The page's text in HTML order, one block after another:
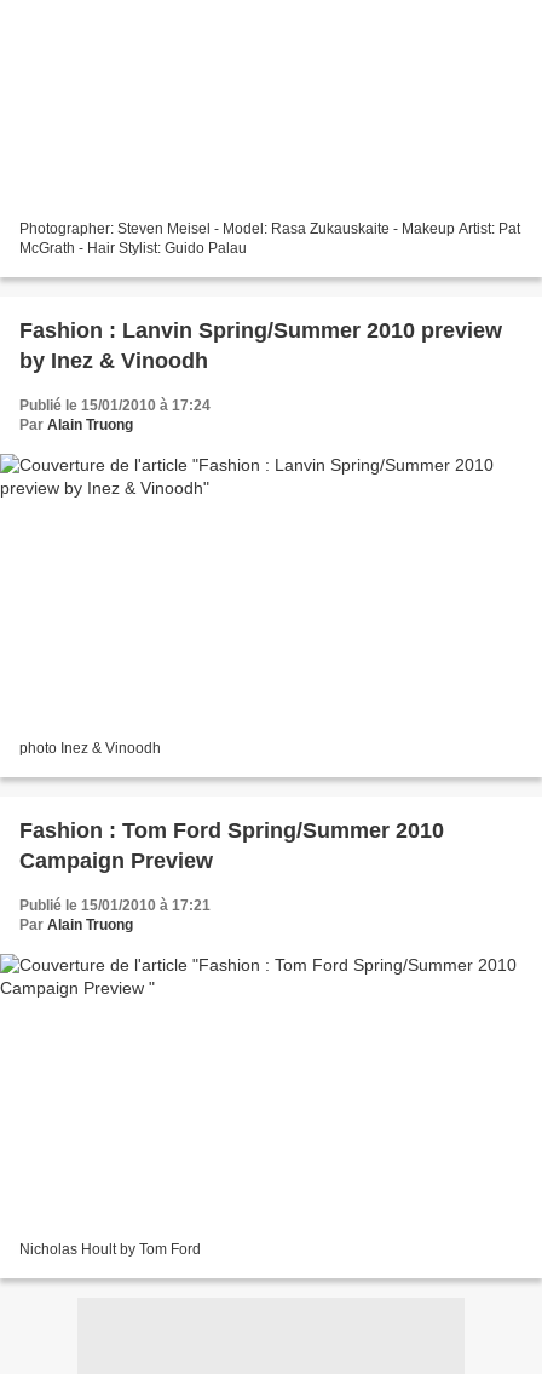
Photographer: Steven Meisel - Model: Rasa Zukauskaite - Makeup Artist: Pat
McGrath - Hair Stylist: Guido Palau
Fashion : Lanvin Spring/Summer 2010 preview
by Inez & Vinoodh
Publié le 15/01/2010 à 17:24
Par Alain Truong
photo Inez & Vinoodh
Fashion : Tom Ford Spring/Summer 2010
Campaign Preview
Publié le 15/01/2010 à 17:21
Par Alain Truong
Nicholas Hoult by Tom Ford